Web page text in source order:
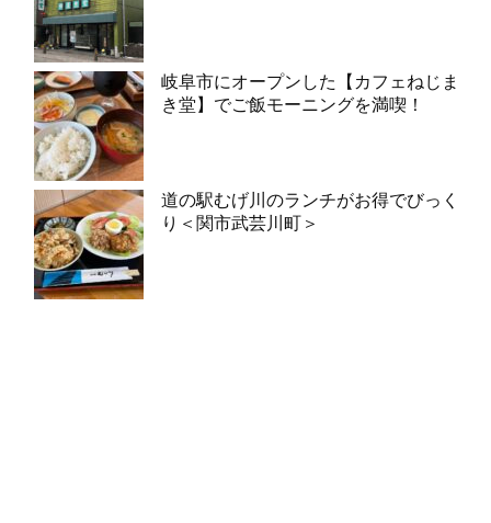
岐阜市にオープンした【カフェねじま
き堂】でご飯モーニングを満喫！
道の駅むげ川のランチがお得でびっく
り＜関市武芸川町＞